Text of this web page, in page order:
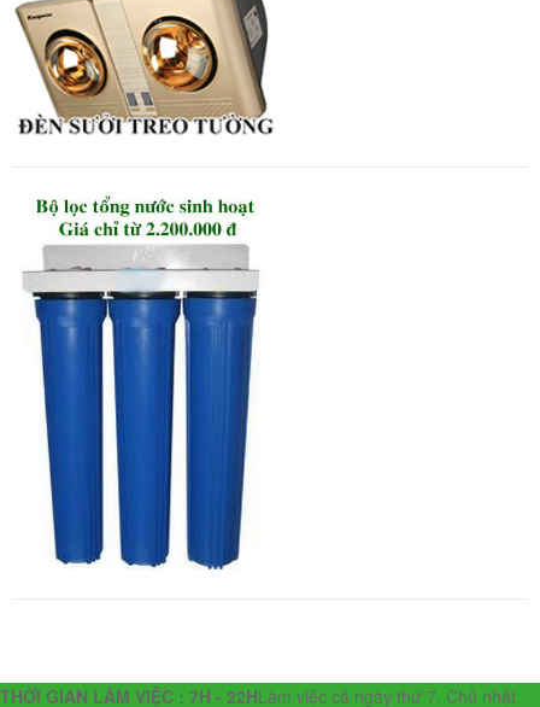
THỜI GIAN LÀM VIỆC : 7H - 22HLàm việc cả ngày thứ 7, Chủ nhật